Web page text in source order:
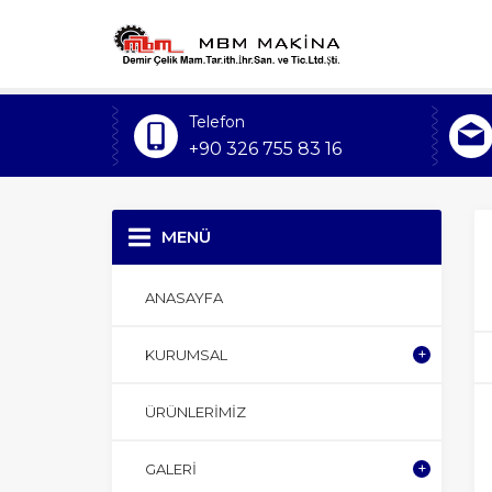
Telefon
+90 326 755 83 16
MENÜ
ANASAYFA
KURUMSAL
ÜRÜNLERIMIZ
GALERI